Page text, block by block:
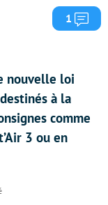
1
nouvelle loi
à la
comme
3 ou en